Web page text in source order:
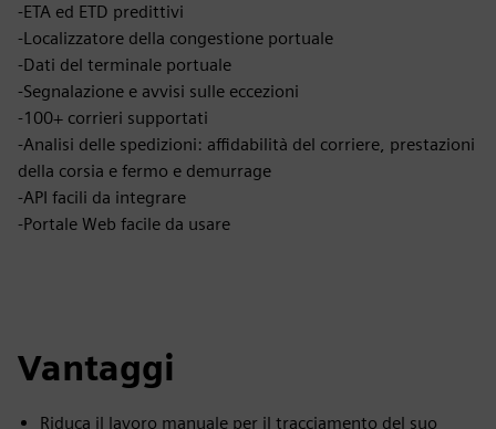
-ETA ed ETD predittivi
-Localizzatore della congestione portuale
-Dati del terminale portuale
-Segnalazione e avvisi sulle eccezioni
-100+ corrieri supportati
-Analisi delle spedizioni: affidabilità del corriere, prestazioni
della corsia e fermo e demurrage
-API facili da integrare
-Portale Web facile da usare
Vantaggi
Riduca il lavoro manuale per il tracciamento del suo